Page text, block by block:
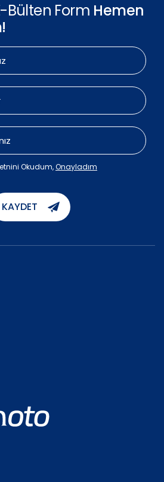
Bülten Form Hemen
Okudum,Onayladım
KAYDET